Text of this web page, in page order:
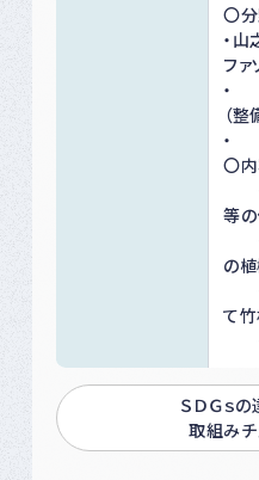
〇
・
ファ
・
（
・
〇
・
等
・
の
・
て
・
ＳＤＧｓ
取組みチ